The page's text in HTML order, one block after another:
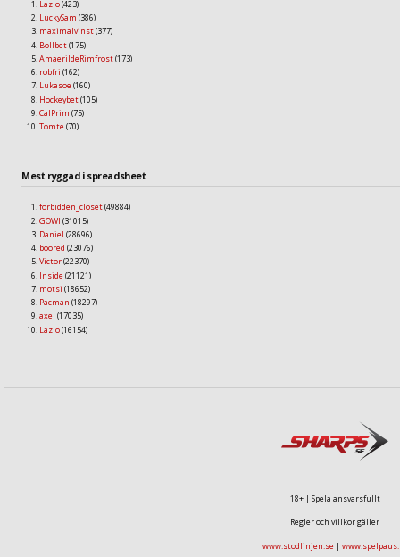
Lazlo(423)
LuckySam (386)
maximalvinst(377)
Bollbet(175)
AmaerildeRimfrost(173)
robfri (162)
Lukasoe (160)
Hockeybet(105)
CalPrim (75)
Tomte (70)
Mest ryggad i spreadsheet
forbidden_closet(49884)
GOWI (31015)
Daniel (28696)
boored (23076)
Victor(22370)
Inside (21121)
motsi (18652)
Pacman (18297)
axel (17035)
Lazlo(16154)
18+ | Spela ansvarsfullt
Regler och villkor gäller
www.stodlinjen.se |